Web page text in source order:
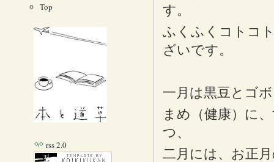
す。
ふくふくコトコ
ざいです。
一月は黒豆とゴ
まめ（健康）に
つ、
二月には、お正
Top
rss 2.0